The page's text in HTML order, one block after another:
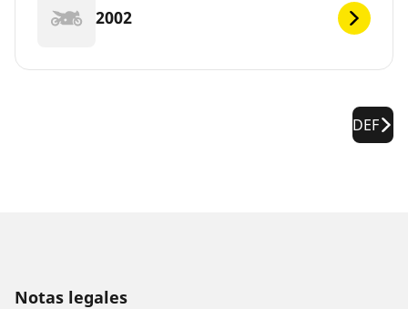
2002
DEF
Notas legales